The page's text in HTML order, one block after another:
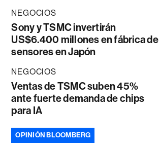
NEGOCIOS
Sony y TSMC invertirán
US$6.400 millones en fábrica de
sensores en Japón
NEGOCIOS
Ventas de TSMC suben 45%
ante fuerte demanda de chips
para IA
OPINIÓN BLOOMBERG